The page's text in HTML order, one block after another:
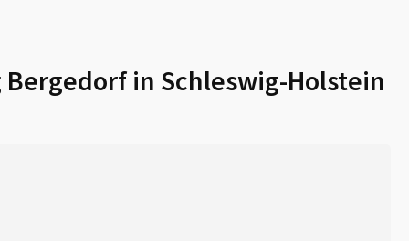
in Schleswig-Holstein